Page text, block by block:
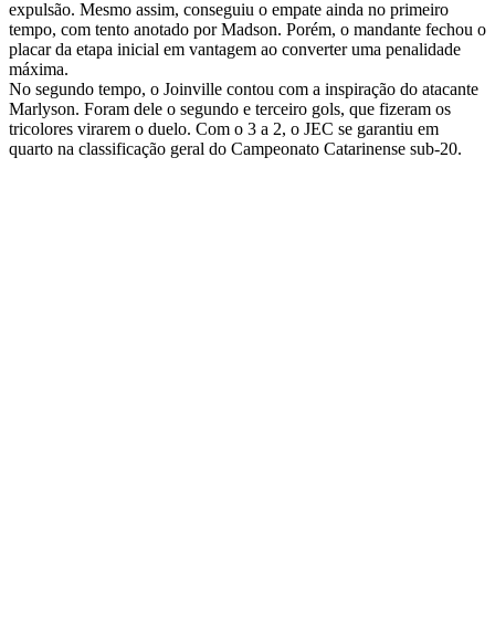
expulsão. Mesmo assim, conseguiu o empate ainda no primeiro
tempo, com tento anotado por Madson. Porém, o mandante fechou o
placar da etapa inicial em vantagem ao converter uma penalidade
máxima.
No segundo tempo, o Joinville contou com a inspiração do atacante
Marlyson. Foram dele o segundo e terceiro gols, que fizeram os
tricolores virarem o duelo. Com o 3 a 2, o JEC se garantiu em
quarto na classificação geral do Campeonato Catarinense sub-20.